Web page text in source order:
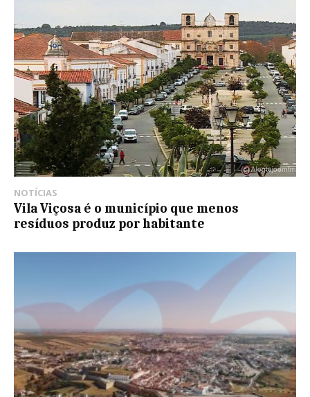
NOTÍCIAS
Vila Viçosa é o município que menos
resíduos produz por habitante